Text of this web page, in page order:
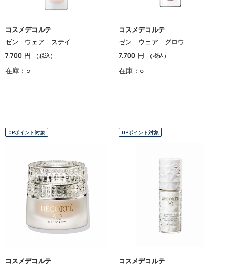
コスメデコルテ
ゼン ウェア ステイ
7,700 円 （税込）
在庫：○
コスメデコルテ
ゼン ウェア グロウ
7,700 円 （税込）
在庫：○
OPポイント対象
コスメデコルテ
OPポイント対象
コスメデコルテ